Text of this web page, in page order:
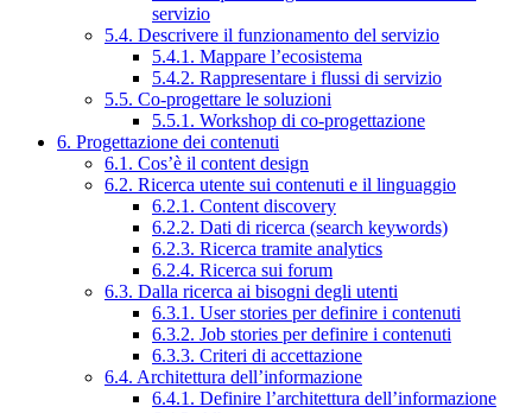
servizio
5.4. Descrivere il funzionamento del servizio
5.4.1. Mappare l’ecosistema
5.4.2. Rappresentare i flussi di servizio
5.5. Co-progettare le soluzioni
5.5.1. Workshop di co-progettazione
6. Progettazione dei contenuti
6.1. Cos’è il content design
6.2. Ricerca utente sui contenuti e il linguaggio
6.2.1. Content discovery
6.2.2. Dati di ricerca (search keywords)
6.2.3. Ricerca tramite analytics
6.2.4. Ricerca sui forum
6.3. Dalla ricerca ai bisogni degli utenti
6.3.1. User stories per definire i contenuti
6.3.2. Job stories per definire i contenuti
6.3.3. Criteri di accettazione
6.4. Architettura dell’informazione
6.4.1. Definire l’architettura dell’informazione